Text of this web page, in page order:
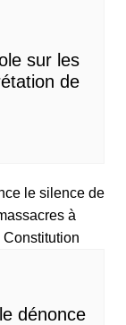
sur les
de
dénonce